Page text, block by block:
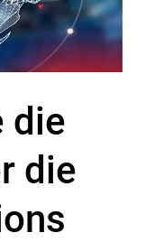
die
die